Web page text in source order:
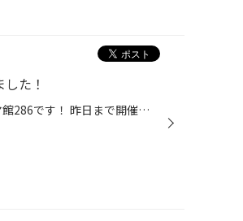
た！
皆さまこんにちは、仙台市の長町エリアにありますタイヤ館286です！ 昨日まで開催しておりましたアウトレットセールへの沢山のご来店、 誠にありがとうございました！ 次回のセールのご案内です！ 2月22日(木)からプレミアムタイヤセール開催予定です！ 今年の2月に新発売となったレグノGR-XⅢやSUV...